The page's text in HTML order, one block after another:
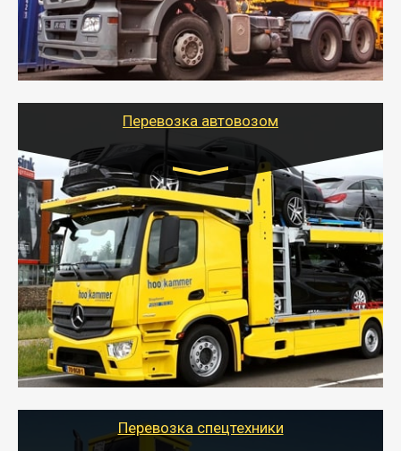
- Наша транспортная компания поможет
организовать доставку в порт и из порта
стандартных контейнеров на контейнеровозе,
шаландах и площадках (открытых кузовах),
используя надежные крепления.
Перевозка автовозом
Цена за км. Рассчитывается
индивидуально
- Перевозка автовозом от Тайгер Логистик – это
быстрый и безопасный способ доставить несколько
легковых автомобилей за одну поездку в другой
город.
- Наша транспортная компания организует доставку
машин автовозом, подобрав оптимальный маршрут с
учетом всех особенности по пути следования.
Перевозка спецтехники